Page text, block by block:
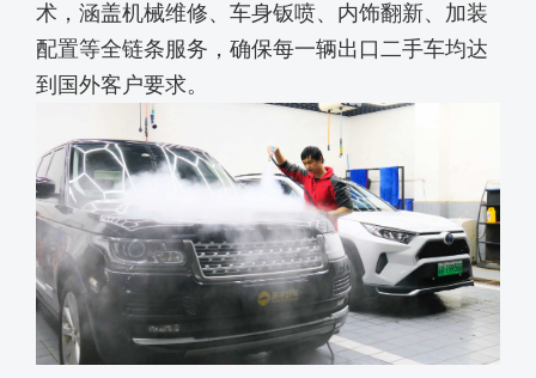
术，涵盖机械维修、车身钣喷、内饰翻新、加装
配置等全链条服务，确保每一辆出口二手车均达
到国外客户要求。